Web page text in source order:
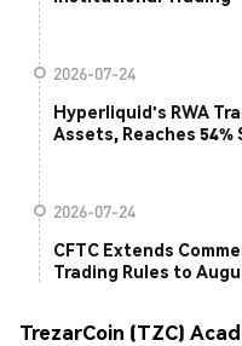
2026-07-24
Hyperliquid's RWA
Assets, Reaches 54%
2026-07-24
CFTC Extends
Trading Rules to
TrezarCoin (TZC)